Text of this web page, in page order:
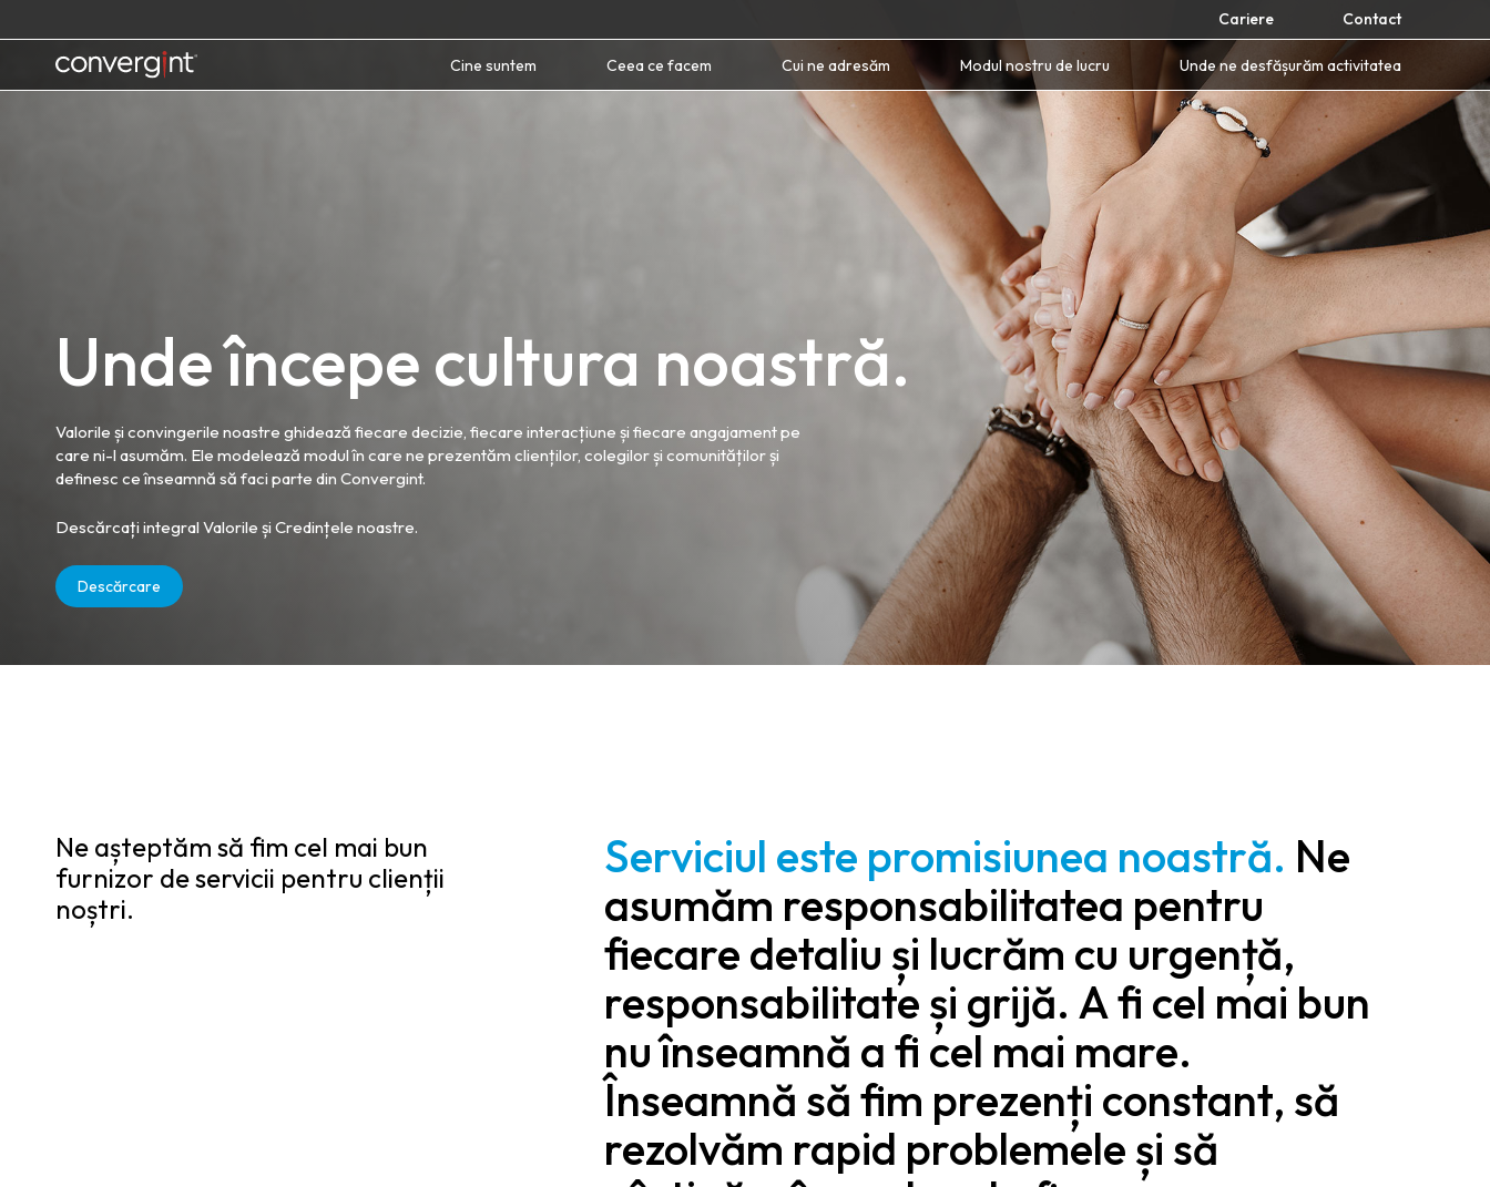
to
Cariere Contact
Home Cine suntem Ceea ce facem Cui ne adresăm Modul nostru de lucru Unde ne desfășurăm activitatea
Unde începe cultura noastră.
Valorile și convingerile noastre ghidează fiecare decizie, fiecare interacțiune și fiecare angajament pe
care ni-l asumăm. Ele modelează modul în care ne prezentăm clienților, colegilor și comunităților și
definesc ce înseamnă să faci parte din Convergint.
Descărcați integral Valorile și Credințele noastre.
Descărcare
Ne așteptăm să fim cel mai bun
furnizor de servicii pentru clienții
noștri.
Serviciul este promisiunea noastră. Ne
asumăm responsabilitatea pentru
fiecare detaliu și lucrăm cu urgență,
responsabilitate și grijă. A fi cel mai bun
nu înseamnă a fi cel mai mare.
Înseamnă să fim prezenți constant, să
rezolvăm rapid problemele și să